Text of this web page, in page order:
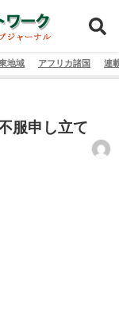
地域 アフリカ諸国 連
服申し立て